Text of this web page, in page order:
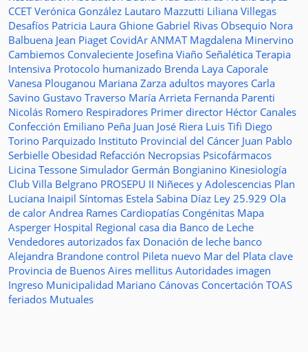
CCETVerónica González Lautaro Mazzutti Liliana Villegas
Desafíos Patricia Laura Ghione Gabriel Rivas Obsequio Nora
Balbuena Jean Piaget CovidAr ANMAT Magdalena Minervino
Cambiemos Convaleciente Josefina Viaño Señalética Terapia
Intensiva Protocolo humanizado Brenda Laya Caporale
Vanesa Plouganou Mariana Zarza adultos mayores Carla
Savino Gustavo Traverso María Arrieta Fernanda Parenti
Nicolás Romero Respiradores Primer director Héctor Canales
Confección Emiliano Peña Juan José Riera Luis Tifi Diego
Torino Parquizado Instituto Provincial del Cáncer Juan Pablo
Serbielle Obesidad Refacción Necropsias Psicofármacos
Licina Tessone Simulador Germán Bongianino Kinesiología
Club Villa Belgrano PROSEPU II Niñeces y Adolescencias Plan
Luciana Inaipil Síntomas Estela Sabina Díaz Ley 25.929 Ola
de calor Andrea Rames Cardiopatías Congénitas Mapa
Asperger Hospital Regional casa dia Banco de Leche
Vendedores autorizados fax Donación de leche banco
Alejandra Brandone control Pileta nuevo Mar del Plata clave
Provincia de Buenos Aires mellitus Autoridades imagen
Ingreso Municipalidad Mariano Cánovas Concertación TOAS
feriados Mutuales